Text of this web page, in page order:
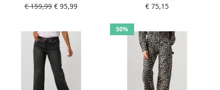
blue denim
€ 159,99 € 95,99
model 'Bine Ada'
€ 75,15
50%